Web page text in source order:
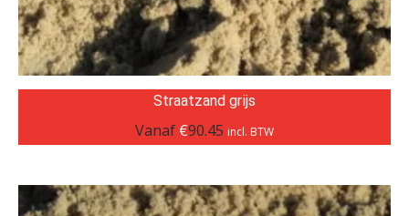
Straatzand grijs
Vanaf €90.45 incl. BTW